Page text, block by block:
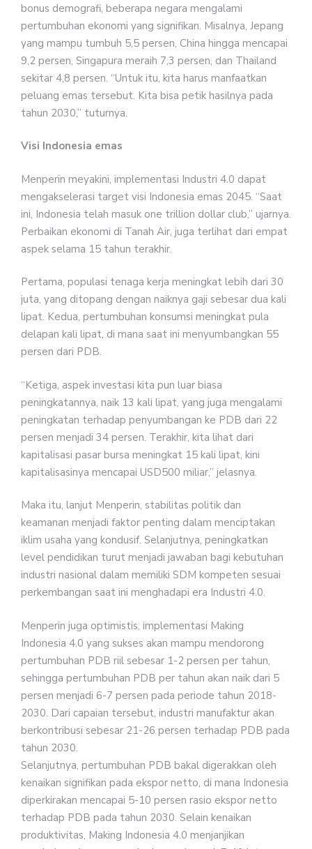
bonus demografi, beberapa negara mengalami
pertumbuhan ekonomi yang signifikan. Misalnya, Jepang
yang mampu tumbuh 5,5 persen, China hingga mencapai
9,2 persen, Singapura meraih 7,3 persen, dan Thailand
sekitar 4,8 persen. “Untuk itu, kita harus manfaatkan
peluang emas tersebut. Kita bisa petik hasilnya pada
tahun 2030,” tuturnya.
Visi Indonesia emas
Menperin meyakini, implementasi Industri 4.0 dapat
mengakselerasi target visi Indonesia emas 2045. “Saat
ini, Indonesia telah masuk one trillion dollar club,” ujarnya.
Perbaikan ekonomi di Tanah Air, juga terlihat dari empat
aspek selama 15 tahun terakhir.
Pertama, populasi tenaga kerja meningkat lebih dari 30
juta, yang ditopang dengan naiknya gaji sebesar dua kali
lipat. Kedua, pertumbuhan konsumsi meningkat pula
delapan kali lipat, di mana saat ini menyumbangkan 55
persen dari PDB.
“Ketiga, aspek investasi kita pun luar biasa
peningkatannya, naik 13 kali lipat, yang juga mengalami
peningkatan terhadap penyumbangan ke PDB dari 22
persen menjadi 34 persen. Terakhir, kita lihat dari
kapitalisasi pasar bursa meningkat 15 kali lipat, kini
kapitalisasinya mencapai USD500 miliar,” jelasnya.
Maka itu, lanjut Menperin, stabilitas politik dan
keamanan menjadi faktor penting dalam menciptakan
iklim usaha yang kondusif. Selanjutnya, peningkatkan
level pendidikan turut menjadi jawaban bagi kebutuhan
industri nasional dalam memiliki SDM kompeten sesuai
perkembangan saat ini menghadapi era Industri 4.0.
Menperin juga optimistis, implementasi Making
Indonesia 4.0 yang sukses akan mampu mendorong
pertumbuhan PDB riil sebesar 1-2 persen per tahun,
sehingga pertumbuhan PDB per tahun akan naik dari 5
persen menjadi 6-7 persen pada periode tahun 2018-
2030. Dari capaian tersebut, industri manufaktur akan
berkontribusi sebesar 21-26 persen terhadap PDB pada
tahun 2030.
Selanjutnya, pertumbuhan PDB bakal digerakkan oleh
kenaikan signifikan pada ekspor netto, di mana Indonesia
diperkirakan mencapai 5-10 persen rasio ekspor netto
terhadap PDB pada tahun 2030. Selain kenaikan
produktivitas, Making Indonesia 4.0 menjanjikan